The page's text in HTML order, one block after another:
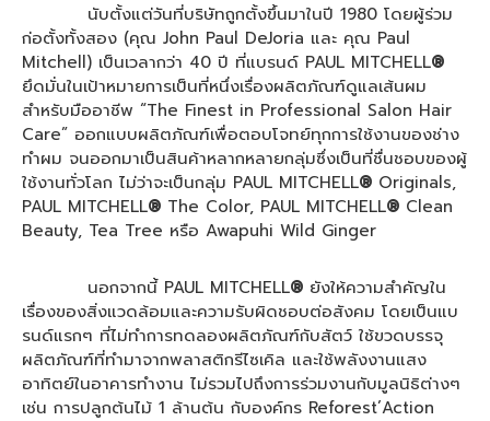
นับตั้งแต่วันที่บริษัทถูกตั้งขึ้นมาในปี 1980 โดยผู้ร่วม
ก่อตั้งทั้งสอง (คุณ John Paul DeJoria และ คุณ Paul
Mitchell) เป็นเวลากว่า 40 ปี ที่แบรนด์ PAUL MITCHELL®
ยึดมั่นในเป้าหมายการเป็นที่หนึ่งเรื่องผลิตภัณฑ์ดูแลเส้นผม
สำหรับมืออาชีพ “The Finest in Professional Salon Hair
Care” ออกแบบผลิตภัณฑ์เพื่อตอบโจทย์ทุกการใช้งานของช่าง
ทำผม จนออกมาเป็นสินค้าหลากหลายกลุ่มซึ่งเป็นที่ชื่นชอบของผู้
ใช้งานทั่วโลก ไม่ว่าจะเป็นกลุ่ม PAUL MITCHELL® Originals,
PAUL MITCHELL® The Color, PAUL MITCHELL® Clean
Beauty, Tea Tree หรือ Awapuhi Wild Ginger
นอกจากนี้ PAUL MITCHELL® ยังให้ความสำคัญใน
เรื่องของสิ่งแวดล้อมและความรับผิดชอบต่อสังคม โดยเป็นแบ
รนด์แรกๆ ที่ไม่ทำการทดลองผลิตภัณฑ์กับสัตว์ ใช้ขวดบรรจุ
ผลิตภัณฑ์ที่ทำมาจากพลาสติกรีไซเคิล และใช้พลังงานแสง
อาทิตย์ในอาคารทำงาน ไม่รวมไปถึงการร่วมงานกับมูลนิธิต่างๆ
เช่น การปลูกต้นไม้ 1 ล้านต้น กับองค์กร Reforest’Action